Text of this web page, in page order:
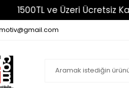
1500TL ve Üzeri Ücretsiz Kargo !